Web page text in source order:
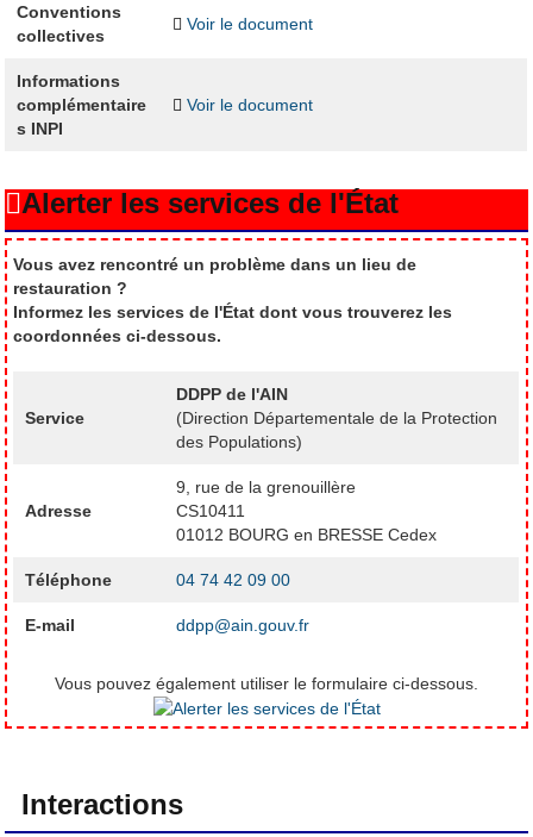
Conventions
collectives
Voir le document
Informations
complémentaire
s INPI
Voir le document
Alerter les services de l'État
Vous avez rencontré un problème dans un lieu de
restauration ?
Informez les services de l'État dont vous trouverez les
coordonnées ci-dessous.
Service
DDPP de l'AIN
(Direction Départementale de la Protection
des Populations)
Adresse
9, rue de la grenouillère
CS10411
01012 BOURG en BRESSE Cedex
Téléphone 04 74 42 09 00
E-mail ddpp@ain.gouv.fr
Vous pouvez également utiliser le formulaire ci-dessous.
Interactions